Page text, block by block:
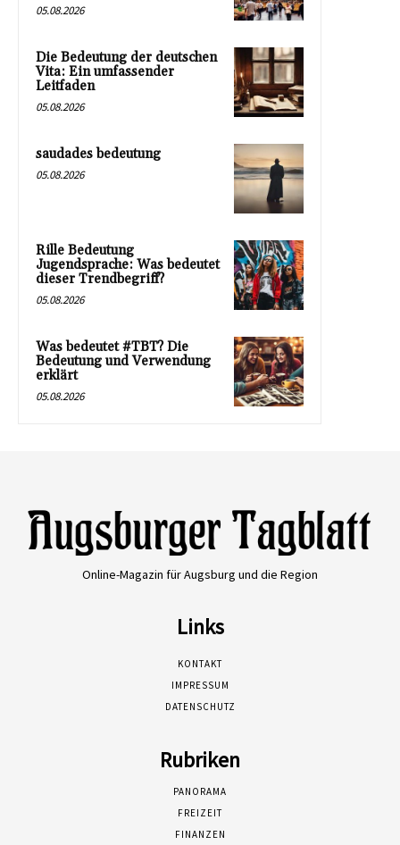
05.08.2026
Die Bedeutung der deutschen
Vita: Ein umfassender
Leitfaden
05.08.2026
saudades bedeutung
05.08.2026
Rille Bedeutung
Jugendsprache: Was bedeutet
dieser Trendbegriff?
05.08.2026
Was bedeutet #TBT? Die
Bedeutung und Verwendung
erklärt
05.08.2026
Online-Magazin für Augsburg und die Region
Links
KONTAKT
IMPRESSUM
DATENSCHUTZ
Rubriken
PANORAMA
FREIZEIT
FINANZEN